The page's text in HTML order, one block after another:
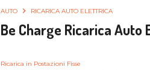
AUTO RICARICA AUTO ELETTRICA
Be Charge Ricarica Auto
Ricarica in Postazioni Fisse